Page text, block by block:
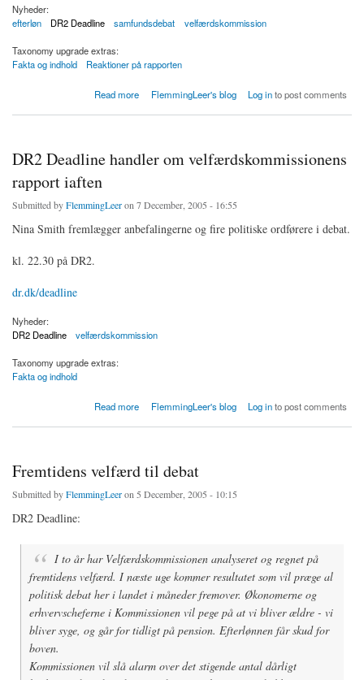
Nyheder:
efterløn
DR2 Deadline samfundsdebat velfærdskommission
Taxonomy upgrade extras:
Fakta og indhold
Reaktioner på rapporten
Read more
about DR2 Deadline: Velfærd på tre hjulFlemmingLeer's blog Log into post comments
DR2 Deadline handler om velfærdskommissionens
rapport iaften
Submitted byFlemmingLeeron 7 December, 2005 - 16:55
Nina Smith fremlægger anbefalingerne og fire politiske ordførere i debat.
kl. 22.30 på DR2.
dr.dk/deadline
Nyheder:
DR2 Deadline
velfærdskommission
Taxonomy upgrade extras:
Fakta og indhold
Read more
about DR2 Deadline handler om velfærdskommissionens rapport iaften
FlemmingLeer's blog Log into post comments
Fremtidens velfærd til debat
Submitted byFlemmingLeeron 5 December, 2005 - 10:15
DR2 Deadline:
I to år har Velfærdskommissionen analyseret og regnet på
fremtidens velfærd. I næste uge kommer resultatet som vil præge al
politisk debat her i landet i måneder fremover. Økonomerne og
erhvervscheferne i Kommissionen vil pege på at vi bliver ældre - vi
bliver syge, og går for tidligt på pension. Efterlønnen får skud for
boven.
Kommissionen vil slå alarm over det stigende antal dårligt